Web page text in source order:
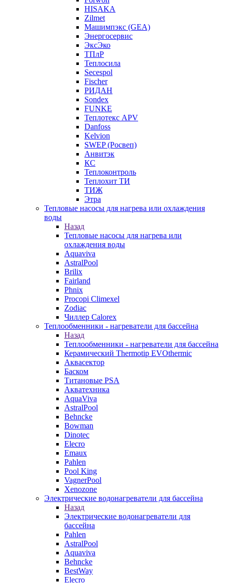
HISAKA
Zilmet
Машимпэкс (GEA)
Энергосервис
ЭксЭко
ТПлР
Теплосила
Secespol
Fischer
РИДАН
Sondex
FUNKE
Теплотекс APV
Danfoss
Kelvion
SWEP (Росвеп)
Анвитэк
КС
Теплоконтроль
Теплохит ТИ
ТИЖ
Этра
Тепловые насосы для нагрева или охлаждения
воды
Назад
Тепловые насосы для нагрева или
охлаждения воды
Aquaviva
AstralPool
Brilix
Fairland
Phnix
Procopi Climexel
Zodiac
Чиллер Calorex
Теплообменники - нагреватели для бассейна
Назад
Теплообменники - нагреватели для бассейна
Керамический Thermotip EVOthermic
Аквасектор
Баском
Титановые PSA
Акватехника
AquaViva
AstralPool
Behncke
Bowman
Dinotec
Elecro
Emaux
Pahlen
Pool King
VagnerPool
Xenozone
Электрические водонагреватели для бассейна
Назад
Электрические водонагреватели для
бассейна
Pahlen
AstralPool
Aquaviva
Behncke
BestWay
Elecro